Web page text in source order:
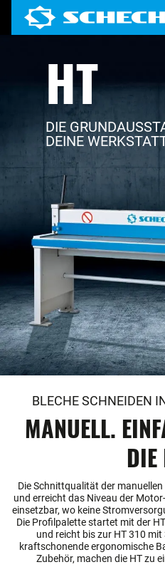
HT
DIE
DEINE
BLECHE SCHNEIDEN
MANUELL.
DIE
Die Schnittqualität der
und erreicht das Niveau der
einsetzbar, wo keine
Die Profilpalette startet mit der
und reicht bis zur HT 310
kraftschonende ergonomische
Zubehör, machen die HT zu